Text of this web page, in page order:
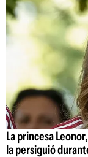
La princesa
la persiguió